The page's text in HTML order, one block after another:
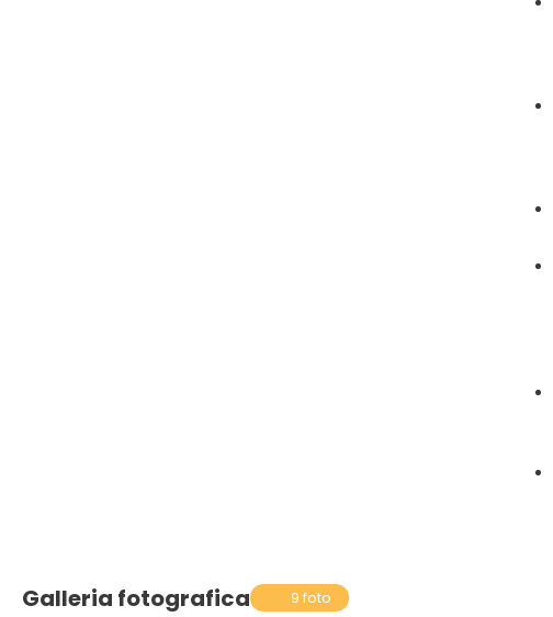
Galleria fotografica 9 foto